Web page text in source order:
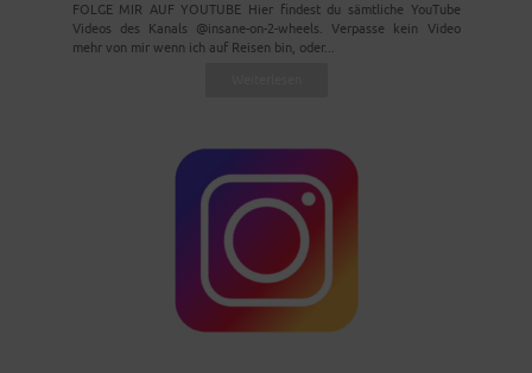
FOLGE MIR AUF YOUTUBE Hier findest du sämtliche YouTube
Videos des Kanals @insane-on-2-wheels. Verpasse kein Video
mehr von mir wenn ich auf Reisen bin, oder...